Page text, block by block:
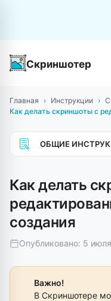
Скриншотер
Главная Инструкции
Как делать скриншоты с
ОБЩИЕ
Как делать
создания
Опубликовано: 5
Важно!
В Скриншотере